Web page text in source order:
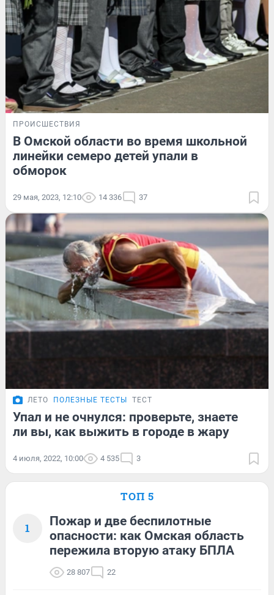
ПРОИСШЕСТВИЯ
В Омской области во время школьной
линейки семеро детей упали в
обморок
29 мая, 2023, 12:10 14 336 37
ЛЕТО ПОЛЕЗНЫЕ ТЕСТЫ ТЕСТ
Упал и не очнулся: проверьте, знаете
ли вы, как выжить в городе в жару
4 июля, 2022, 10:00 4 535 3
ТОП 5
1
Пожар и две беспилотные
опасности: как Омская область
пережила вторую атаку БПЛА
28 807 22